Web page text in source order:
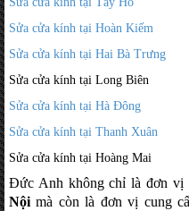
Sửa cửa kính tại Hoàn Kiếm
Sửa cửa kính tại Hai Bà Trưng
Sửa cửa kính tại Long Biên
Sửa cửa kính tại Hà Đông
Sửa cửa kính tại Thanh Xuân
Sửa cửa kính tại Hoàng Mai
Đức Anh không chỉ là đơn vị
Nội mà còn là đơn vị cung